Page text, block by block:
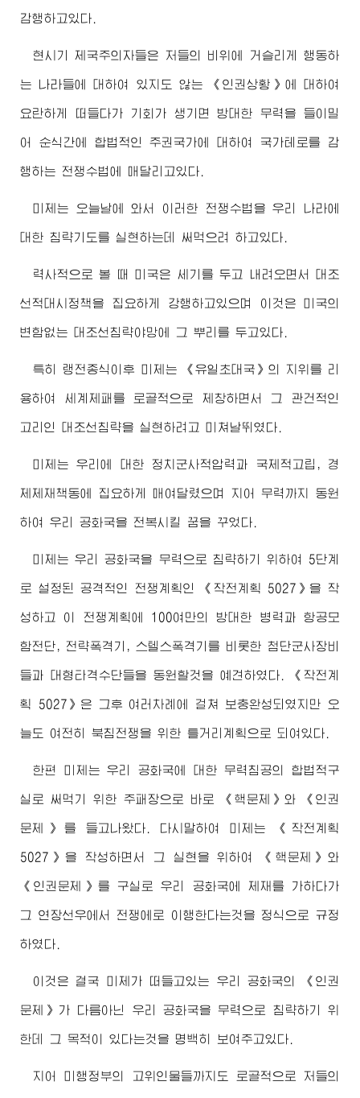
감행하고있다.
현시기 제국주의자들은 저들의 비위에 거슬리게 행동하
는 나라들에 대하여 있지도 않는 《인권상황》에 대하여
요란하게 떠들다가 기회가 생기면 방대한 무력을 들이밀
어 순식간에 합법적인 주권국가에 대하여 국가테로를 감
행하는 전쟁수법에 매달리고있다.
미제는 오늘날에 와서 이러한 전쟁수법을 우리 나라에
대한 침략기도를 실현하는데 써먹으려 하고있다.
력사적으로 볼 때 미국은 세기를 두고 내려오면서 대조
선적대시정책을 집요하게 강행하고있으며 이것은 미국의
변함없는 대조선침략야망에 그 뿌리를 두고있다.
특히 랭전종식이후 미제는 《유일초대국》의 지위를 리
용하여 세계제패를 로골적으로 제창하면서 그 관건적인
고리인 대조선침략을 실현하려고 미쳐날뛰였다.
미제는 우리에 대한 정치군사적압력과 국제적고립, 경
제제재책동에 집요하게 매여달렸으며 지어 무력까지 동원
하여 우리 공화국을 전복시킬 꿈을 꾸었다.
미제는 우리 공화국을 무력으로 침략하기 위하여 5단계
로 설정된 공격적인 전쟁계획인 《작전계획 5027》을 작
성하고 이 전쟁계획에 100여만의 방대한 병력과 항공모
함전단, 전략폭격기, 스텔스폭격기를 비롯한 첨단군사장비
들과 대형타격수단들을 동원할것을 예견하였다. 《작전계
획 5027》은 그후 여러차례에 걸쳐 보충완성되였지만 오
늘도 여전히 북침전쟁을 위한 틀거리계획으로 되여있다.
한편 미제는 우리 공화국에 대한 무력침공의 합법적구
실로 써먹기 위한 주패장으로 바로 《핵문제》와 《인권
문제》를 들고나왔다. 다시말하여 미제는 《작전계획
5027》을 작성하면서 그 실현을 위하여 《핵문제》와
《인권문제》를 구실로 우리 공화국에 제재를 가하다가
그 연장선우에서 전쟁에로 이행한다는것을 정식으로 규정
하였다.
이것은 결국 미제가 떠들고있는 우리 공화국의 《인권
문제》가 다름아닌 우리 공화국을 무력으로 침략하기 위
한데 그 목적이 있다는것을 명백히 보여주고있다.
지어 미행정부의 고위인물들까지도 로골적으로 저들의